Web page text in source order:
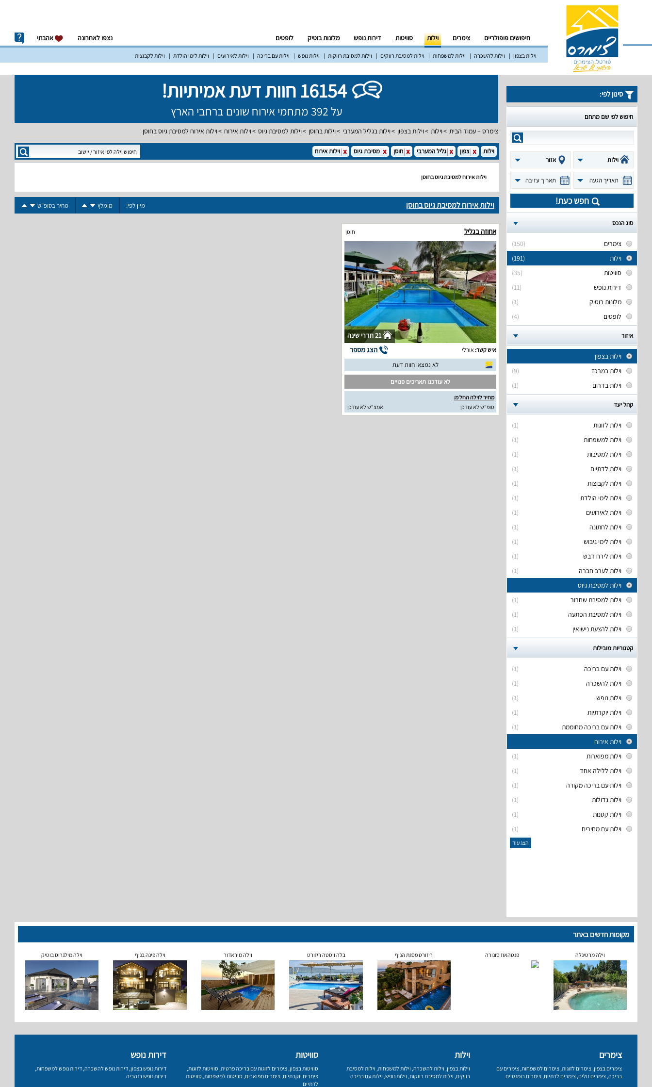
חיפושים פופולריים צימרים וילות סוויטות דירות נופש מלונות בוטיק לופטים נצפו לאחרונה אהבתי
וילות בצפון וילות להשכרה וילות למשפחות וילות למסיבת רווקים וילות למסיבת רווקות וילות נופש וילות עם בריכה וילות לאירועים וילות לימי הולדת וילות לקבוצות
16154 חוות דעת אמיתיות!
על 392 מתחמי אירוח שונים ברחבי הארץ
צימרס – עמוד הבית וילות וילות בצפון וילות בגליל המערבי וילות בחוסן וילות למסיבת גיוס וילות אירוח וילות אירוח למסיבת גיוס בחוסן
סינון לפי:
חיפוש לפי שם מתחם
וילות אזור
תאריך הגעה תאריך עזיבה
חפש כעת!
סוג הנכס
(150)
צימרים
(191)
וילות
(35)
סוויטות
(11)
דירות נופש
(1)
מלונות בוטיק
(4)
לופטים
איזור
וילות בצפון
(9)
וילות במרכז
(1)
וילות בדרום
קהל יעד
(1)
וילות לזוגות
(1)
וילות למשפחות
(1)
וילות למסיבות
(1)
וילות לדתיים
(1)
וילות לקבוצות
(1)
וילות לימי הולדת
(1)
וילות לאירועים
(1)
וילות לחתונה
(1)
וילות לימי גיבוש
(1)
וילות לירח דבש
(1)
וילות לערב חברה
וילות למסיבת גיוס
(1)
וילות למסיבת שחרור
(1)
וילות למסיבת הפתעה
(1)
וילות להצעת נישואין
קטגוריות מובילות
(1)
וילות עם בריכה
(1)
וילות להשכרה
(1)
וילות נופש
(1)
וילות יוקרתיות
(1)
וילות עם בריכה מחוממת
וילות אירוח
(1)
וילות מפוארות
(1)
וילות ללילה אחד
(1)
וילות עם בריכה מקורה
(1)
וילות גדולות
(1)
וילות קטנות
(1)
וילות עם מחירים
הצג עוד
וילות צפון גליל המערבי חוסן מסיבת גיוס וילות אירוח
וילות אירוח למסיבת גיוס בחוסן
וילות אירוח למסיבת גיוס בחוסן מיין לפי: מומלץ מחיר בסופ"ש
אחוזה בגליל חוסן
21 חדרי שינה
איש קשר: אורלי הצג מספר
לא נמצאו חוות דעת
לא עודכנו תאריכים פנויים
מחיר לוילה החל מ:
סופ"ש לא עודכן
אמצ"ש לא עודכן
מקומות חדשים באתר
וילה מרטינלה פנטהאוז סונורה ריזורט פסגת הנוף בלה ויסטה ריזורט וילה מיראדור וילה פינה בנוף וילה מילגרוס בוטיק
צימרים
צימרים בצפון, צימרים לזוגות, צימרים למשפחות, צימרים עם
בריכה, צימרים זולים, צימרים לדתיים, צימרים רומנטיים
וילות
וילות בצפון, וילות להשכרה, וילות למשפחות, וילות למסיבת
רווקים, וילות למסיבת רווקות, וילות נופש, וילות עם בריכה
סוויטות
סוויטות בצפון, צימרים לזוגות עם בריכה פרטית, סוויטות לזוגות,
צימרים יוקרתיים, צימרים מפוארים, סוויטות למשפחות, סוויטות
לדתיים
דירות נופש
דירות נופש בצפון, דירות נופש להשכרה, דירות נופש למשפחות,
דירות נופש בנהריה